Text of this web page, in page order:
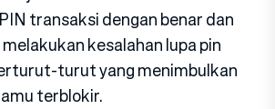
transaksi dengan benar dan
kesalahan lupa pin
turut yang menimbulkan
terblokir.